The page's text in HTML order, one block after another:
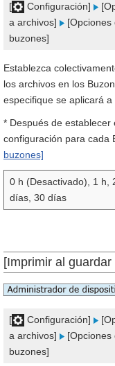
[ Configuración]
a archivos]
[Opciones
buzones]
Establezca
los archivos en los
especifique se aplicará
* Después de
configuración para cada
buzones]
0 h (Desactivado), 1 h,
días, 30 días
[Imprimir al
[ Configuración]
a archivos]
[Opciones
buzones]